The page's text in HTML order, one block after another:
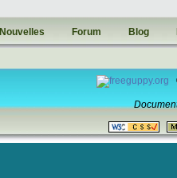
Nouvelles Forum Blog